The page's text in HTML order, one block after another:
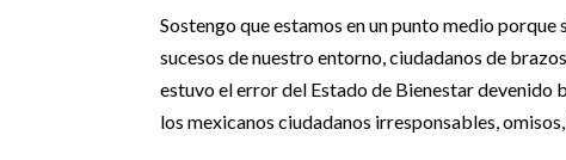
Sostengo que estamos en un punto medio
sucesos de nuestro entorno, ciudadanos de
estuvo el error del Estado de Bienestar devenido
los mexicanos ciudadanos irresponsables,